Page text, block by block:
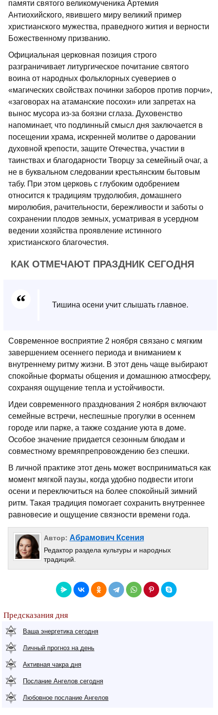
памяти святого великомученика Артемия
Антиохийского, явившего миру великий пример
христианского мужества, праведного жития и верности
Божественному призванию.
Официальная церковная позиция строго
разграничивает литургическое почитание святого
воина от народных фольклорных суевериев о
«магических свойствах починки заборов против порчи»,
«заговорах на атаманские посохи» или запретах на
вынос мусора из-за боязни сглаза. Духовенство
напоминает, что подлинный смысл дня заключается в
посещении храма, искренней молитве о даровании
духовной крепости, защите Отечества, участии в
таинствах и благодарности Творцу за семейный очаг, а
не в буквальном следовании крестьянским бытовым
табу. При этом церковь с глубоким одобрением
относится к традициям трудолюбия, домашнего
миролюбия, рачительности, бережливости и заботы о
сохранении плодов земных, усматривая в усердном
ведении хозяйства проявление истинного
христианского благочестия.
КАК ОТМЕЧАЮТ ПРАЗДНИК СЕГОДНЯ
Тишина осени учит слышать главное.
Современное восприятие 2 ноября связано с мягким
завершением осеннего периода и вниманием к
внутреннему ритму жизни. В этот день чаще выбирают
спокойные форматы общения и домашнюю атмосферу,
сохраняя ощущение тепла и устойчивости.
Идеи современного празднования 2 ноября включают
семейные встречи, неспешные прогулки в осеннем
городе или парке, а также создание уюта в доме.
Особое значение придается сезонным блюдам и
совместному времяпрепровождению без спешки.
В личной практике этот день может восприниматься как
момент мягкой паузы, когда удобно подвести итоги
осени и переключиться на более спокойный зимний
ритм. Такая традиция помогает сохранить внутреннее
равновесие и ощущение связности времени года.
Автор: Абрамович Ксения
Редактор раздела культуры и народных
традиций.
Предсказания дня
Ваша энергетика сегодня
Личный прогноз на день
Активная чакра дня
Послание Ангелов сегодня
Любовное послание Ангелов